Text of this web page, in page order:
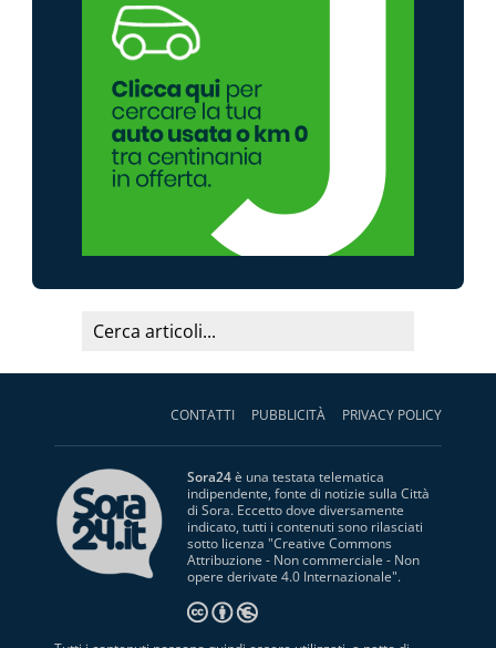
CONTATTI PUBBLICITÀ PRIVACY POLICY
Sora24è una testata telematica
indipendente, fonte di notizie sulla Città
di Sora. Eccetto dove diversamente
indicato, tutti i contenuti sono rilasciati
sotto licenza "Creative Commons
Attribuzione - Non commerciale - Non
opere derivate 4.0 Internazionale".